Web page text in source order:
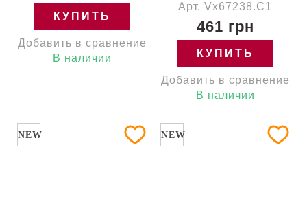
КУПИТЬ
Добавить в сравнение
В наличии
Арт. Vx67238.C1
461 грн
КУПИТЬ
Добавить в сравнение
В наличии
NEW NEW